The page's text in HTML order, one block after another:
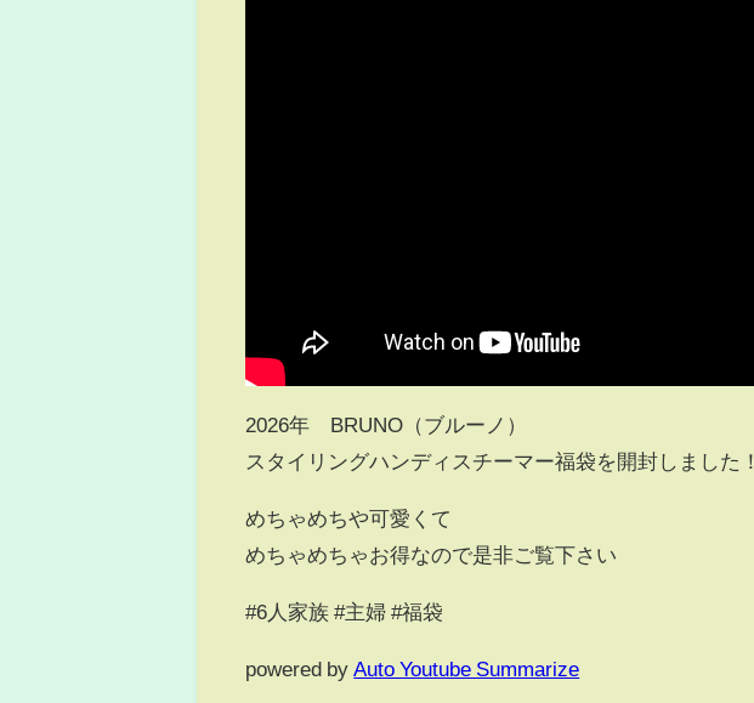
2026年 BRUNO（ブルーノ）
スタイリングハンディスチーマー福袋を開封しました！
めちゃめちや可愛くて
めちゃめちゃお得なので是非ご覧下さい
#6人家族 #主婦 #福袋
powered by Auto Youtube Summarize